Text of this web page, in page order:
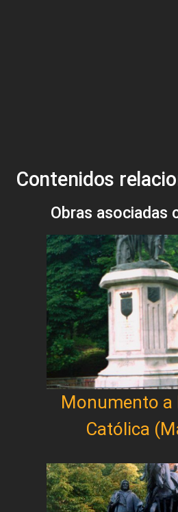
Contenidos
Obras asociadas
Monumento a
Católica